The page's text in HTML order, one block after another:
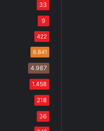
33
9
422
6.841
4.987
1.458
218
36